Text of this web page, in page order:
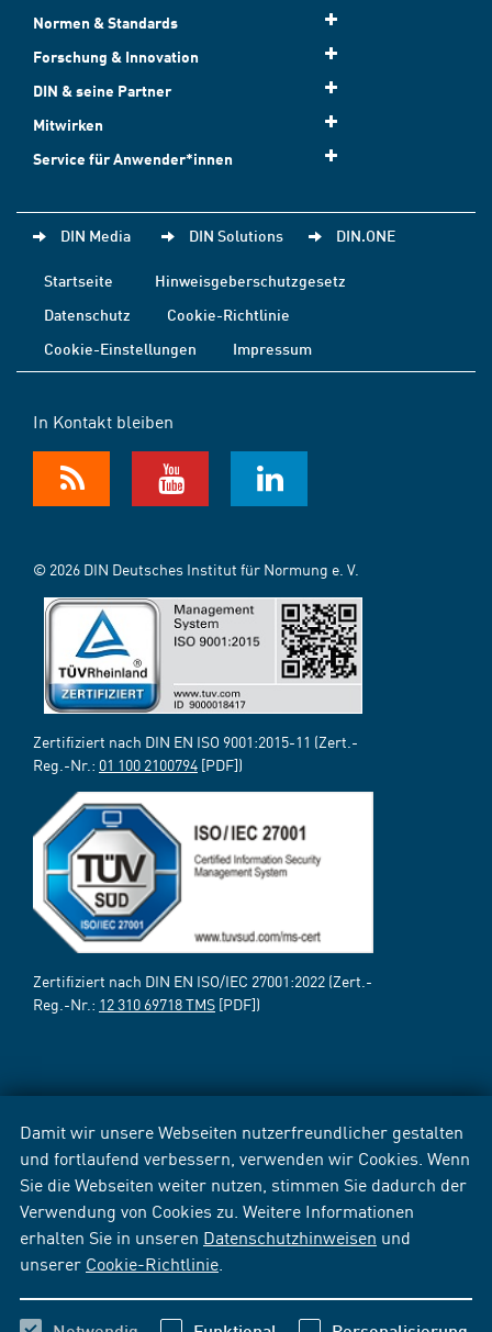
Damit wir unsere Webseiten nutzerfreundlicher gestalten
und fortlaufend verbessern, verwenden wir Cookies. Wenn
Sie die Webseiten weiter nutzen, stimmen Sie dadurch der
Verwendung von Cookies zu. Weitere Informationen
erhalten Sie in unseren Datenschutzhinweisen und
unserer Cookie-Richtlinie
Normen & Standards
Forschung & Innovation
DIN & seine Partner
Mitwirken
Service für Anwender*innen
DIN Media DIN Solutions DIN.ONE
Startseite
Hinweisgeberschutzgesetz
Datenschutz
Cookie-Richtlinie
Cookie-Einstellungen
Impressum
In Kontakt bleiben
© 2026 DIN Deutsches Institut für Normung e. V.
Zertifiziert nach DIN EN ISO 9001:2015-11 (Zert.-
Reg.-Nr.: 01 100 2100794 [PDF])
Zertifiziert nach DIN EN ISO/IEC 27001:2022 (Zert.-
Reg.-Nr.: 12 310 69718 TMS [PDF])